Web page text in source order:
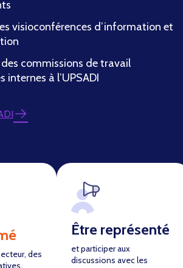
des
Être représenté
et participer aux
discussions avec les
visioconférences d’information et
commissions de travail
internes à l’UPSADI